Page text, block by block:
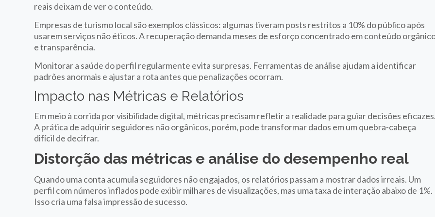
reais deixam de ver o conteúdo.
Empresas de turismo local são exemplos clássicos: algumas tiveram posts restritos a 10% do público após
usarem serviços não éticos. A recuperação demanda meses de esforço concentrado em conteúdo
e transparência.
Monitorar a saúde do perfil regularmente evita surpresas. Ferramentas de análise ajudam a identificar
padrões anormais e ajustar a rota antes que penalizações ocorram.
Impacto nas Métricas e Relatórios
Em meio à corrida por visibilidade digital, métricas precisam refletir a realidade para guiar decisões
A prática de adquirir seguidores não orgânicos, porém, pode transformar dados em um quebra-cabeça
difícil de decifrar.
Distorção das métricas e análise do desempenho real
Quando uma conta acumula seguidores não engajados, os relatórios passam a mostrar dados irreais. Um
perfil com números inflados pode exibir milhares de visualizações, mas uma taxa de interação abaixo de 1%.
Isso cria uma falsa impressão de sucesso.